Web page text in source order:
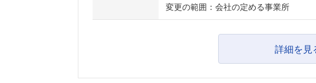
変更の範囲：会社の定める事業所
詳細を見